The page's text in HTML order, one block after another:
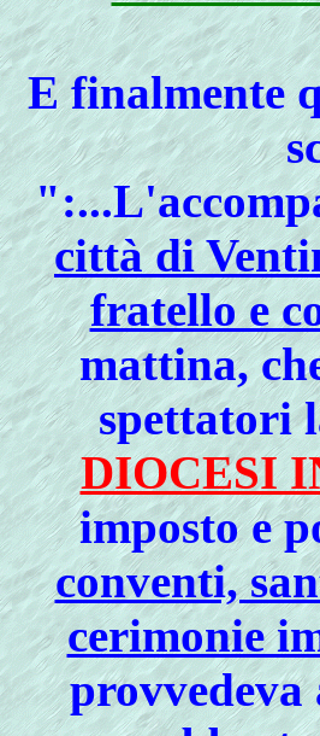
E finalmente
città di
fratello e
mattina,
spettatori
DIOCESI
imposto e
conventi,
cerimonie